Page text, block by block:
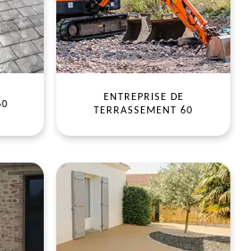
ENTREPRISE DE
TERRASSEMENT 60